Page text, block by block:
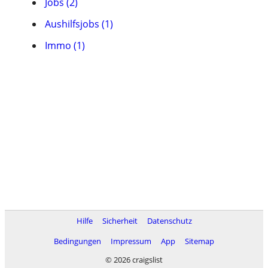
Aushilfsjobs (1)
Immo (1)
Hilfe Sicherheit
Datenschutz
Bedingungen
Impressum App
Sitemap
© 2026 craigslist